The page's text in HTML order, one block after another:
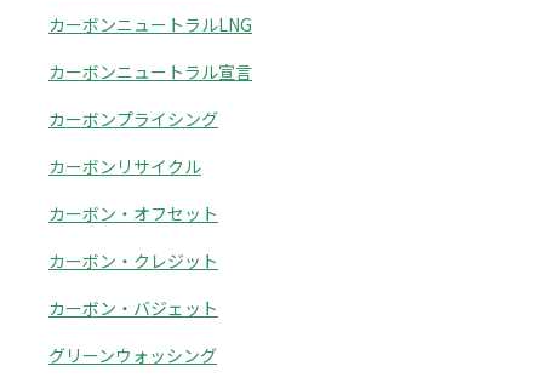
カーボンニュートラルLNG
カーボンニュートラル宣言
カーボンプライシング
カーボンリサイクル
カーボン・オフセット
カーボン・クレジット
カーボン・バジェット
グリーンウォッシング